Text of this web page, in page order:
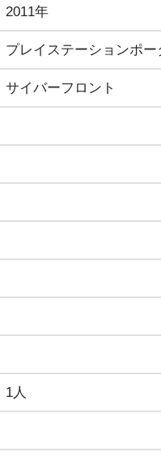
2011年
プレイステーションポー
サイバーフロント
1人